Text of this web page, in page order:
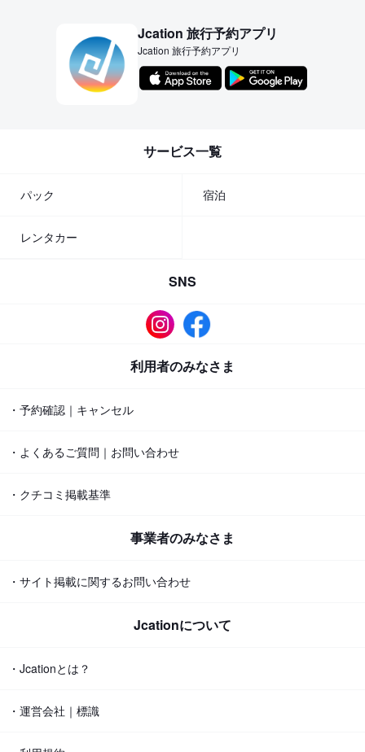
Jcation 旅行予約アプリ
Jcation 旅行予約アプリ
サービス一覧
パック 宿泊
レンタカー
SNS
利用者のみなさま
・予約確認｜キャンセル
・よくあるご質問｜お問い合わせ
・クチコミ掲載基準
事業者のみなさま
・サイト掲載に関するお問い合わせ
Jcationについて
・Jcationとは？
・運営会社｜標識